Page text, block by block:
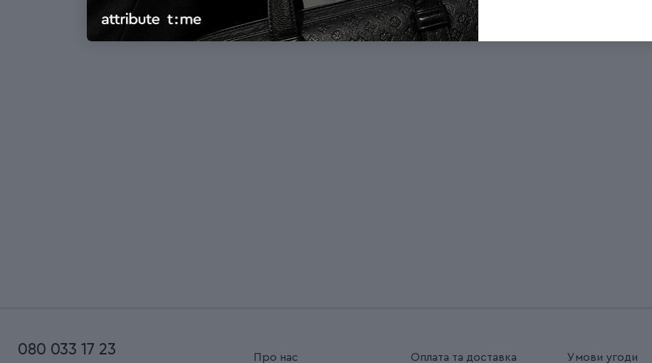
080 033 17 23 Про нас Оплата та доставка Умови угоди